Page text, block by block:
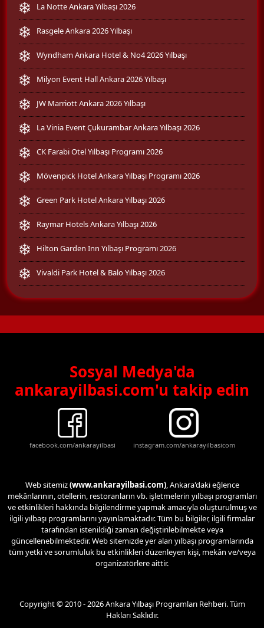
La Notte Ankara Yılbaşı 2026
Rasgele Ankara 2026 Yılbaşı
Wyndham Ankara Hotel & No4 2026 Yılbaşı
Milyon Event Hall Ankara 2026 Yılbaşı
JW Marriott Ankara 2026 Yılbaşı
La Vinia Event Çukurambar Ankara Yılbaşı 2026
CK Farabi Otel Yılbaşı Programı 2026
Mövenpick Hotel Ankara Yılbaşı Programı 2026
Green Park Hotel Ankara Yılbaşı 2026
Raymar Hotels Ankara Yılbaşı 2026
Hilton Garden Inn Yılbaşı Programı 2026
Vivaldi Park Hotel & Balo Yılbaşı 2026
Sosyal Medya'da
ankarayilbasi.com'u takip edin
facebook.com/ankarayilbasi instagram.com/ankarayilbasicom
Web sitemiz(www.ankarayilbasi.com), Ankara'daki eğlence
mekânlarının, otellerin, restoranların vb. işletmelerin yılbaşı programları
ve etkinlikleri hakkında bilgilendirme yapmak amacıyla oluşturulmuş ve
ilgili yılbaşı programlarını yayınlamaktadır. Tüm bu bilgiler, ilgili firmalar
tarafından istenildiği zaman değiştirilebilmekte veya
güncellenebilmektedir. Web sitemizde yer alan yılbaşı programlarında
tüm yetki ve sorumluluk bu etkinlikleri düzenleyen kişi, mekân ve/veya
organizatörlere aittir.
Copyright © 2010 - 2026 Ankara Yılbaşı Programları Rehberi. Tüm
Hakları Saklıdır.